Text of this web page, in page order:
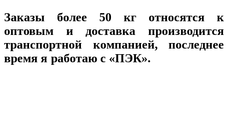
Заказы более 50 кг относятся к
оптовым и доставка производится
транспортной компанией, последнее
время я работаю с «ПЭК».